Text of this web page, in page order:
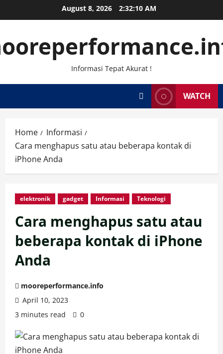
to
August 8, 2026 2:32:11 AM
Informasi Tepat Akurat !
WATCH
Home
Informasi
Cara menghapus satu atau beberapa kontak di
iPhone Anda
elektronik gadget Informasi Teknologi
Cara menghapus satu atau
beberapa kontak di iPhone
Anda
mooreperformance.info
April 10, 2023
3 minutes read
0